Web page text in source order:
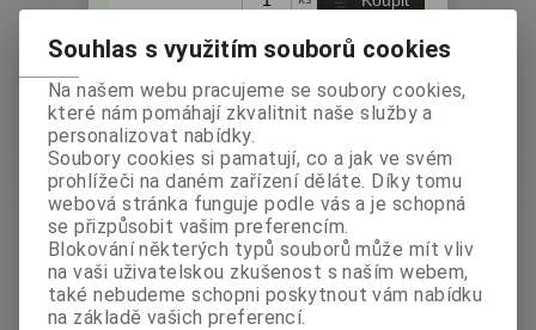
LAB - Hořčice Kremžská 250g sklo
Výrobce: Země
Katalogové číslo:
Souhlas s využitím souborů cookies
Na našem webu pracujeme se soubory cookies,
které nám pomáhají zkvalitnit naše služby a
personalizovat nabídky.
Soubory cookies si pamatují, co a jak ve svém
prohlížeči na daném zařízení děláte. Díky tomu
webová stránka funguje podle vás a je schopná
se přizpůsobit vašim preferencím.
Blokování některých typů souborů může mít vliv
na vaši uživatelskou zkušenost s naším webem,
také nebudeme schopni poskytnout vám nabídku
na základě vašich preferencí.